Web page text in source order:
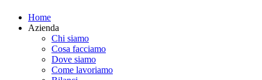
Home
Azienda
Chi siamo
Cosa facciamo
Dove siamo
Come lavoriamo